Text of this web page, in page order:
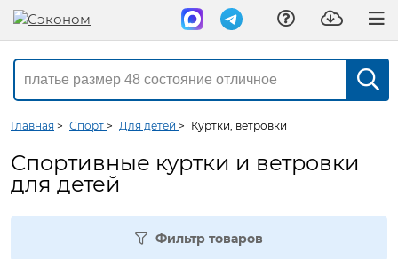
Главная > Спорт > Для детей > Куртки, ветровки
Спортивные куртки и ветровки
для детей
Фильтр товаров